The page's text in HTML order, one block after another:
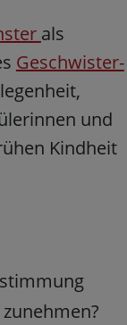
als
Geschwister-
und
Kindheit